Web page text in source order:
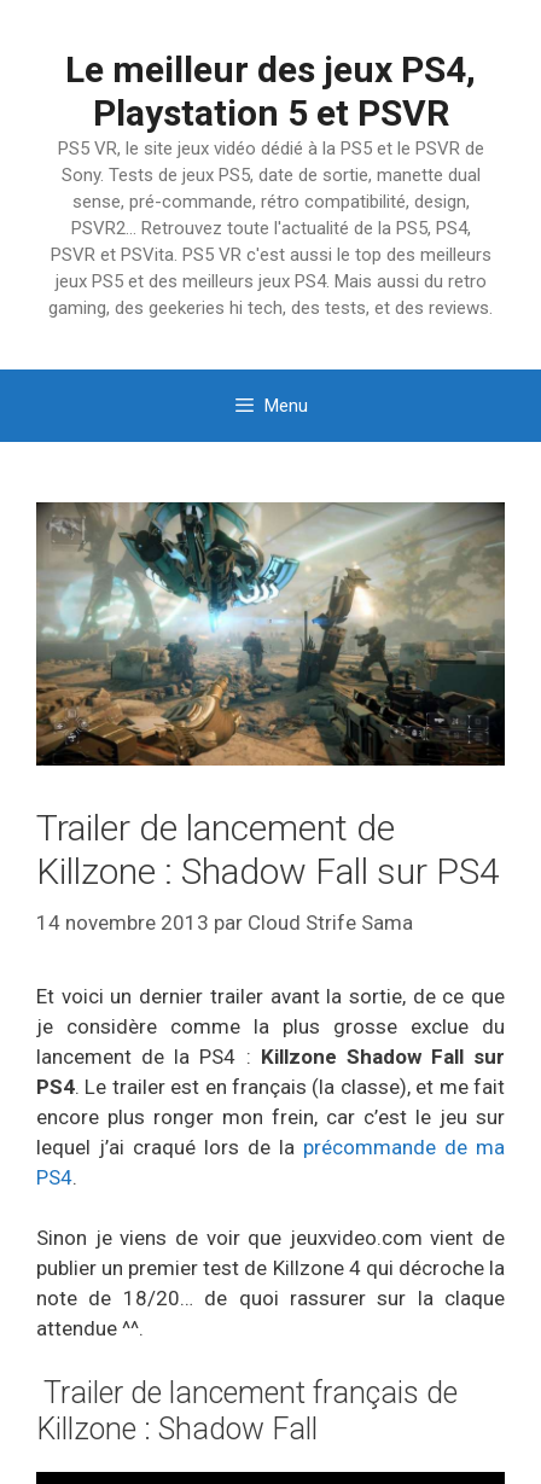
Le meilleur des jeux PS4,
Playstation 5 et PSVR
PS5 VR, le site jeux vidéo dédié à la PS5 et le PSVR de
Sony. Tests de jeux PS5, date de sortie, manette dual
sense, pré-commande, rétro compatibilité, design,
PSVR2… Retrouvez toute l'actualité de la PS5, PS4,
PSVR et PSVita. PS5 VR c'est aussi le top des meilleurs
jeux PS5 et des meilleurs jeux PS4. Mais aussi du retro
gaming, des geekeries hi tech, des tests, et des reviews.
Menu
Trailer de lancement de
Killzone : Shadow Fall sur PS4
14 novembre 2013 par Cloud Strife Sama
Et voici un dernier trailer avant la sortie, de ce que
je considère comme la plus grosse exclue du
lancement de la PS4 : Killzone Shadow Fall sur
PS4. Le trailer est en français (la classe), et me fait
encore plus ronger mon frein, car c’est le jeu sur
lequel j’ai craqué lors de la précommande de ma
PS4.
Sinon je viens de voir que jeuxvideo.com vient de
publier un premier test de Killzone 4 qui décroche la
note de 18/20… de quoi rassurer sur la claque
attendue ^^.
Trailer de lancement français de
Killzone : Shadow Fall